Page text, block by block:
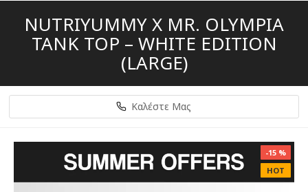
NUTRIYUMMY X MR. OLYMPIA
TANK TOP – WHITE EDITION
(LARGE)
Καλέστε Μας
HOT
-15 %